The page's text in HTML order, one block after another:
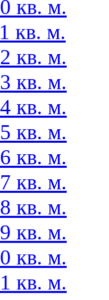
кв. м.
кв. м.
кв. м.
кв. м.
кв. м.
кв. м.
кв. м.
кв. м.
кв. м.
кв. м.
кв. м.
кв. м.